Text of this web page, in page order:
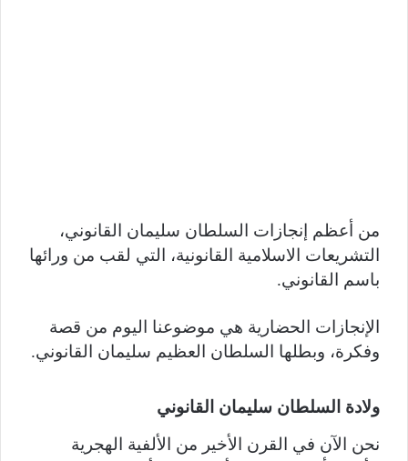
من أعظم إنجازات السلطان سليمان القانوني،
التشريعات الاسلامية القانونية، التي لقب من ورائها
باسم القانوني.
الإنجازات الحضارية هي موضوعنا اليوم من قصة
وفكرة، وبطلها السلطان العظيم سليمان القانوني.
ولادة السلطان سليمان القانوني
نحن الآن في القرن الأخير من الألفية الهجرية